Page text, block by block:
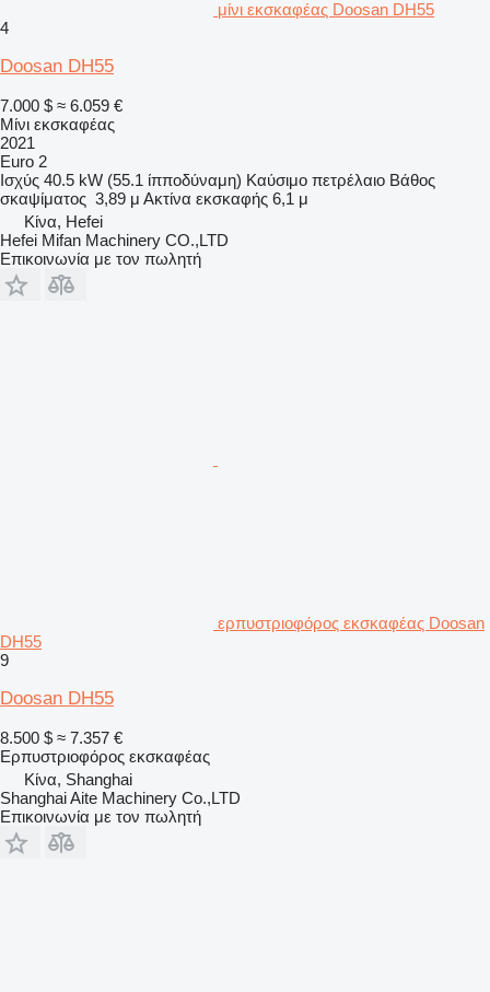
μίνι εκσκαφέας Doosan DH55
4
Doosan DH55
7.000 $ ≈ 6.059 €
Μίνι εκσκαφέας
2021
Euro 2
Ισχύς 40.5 kW (55.1 ίπποδύναμη) Καύσιμο πετρέλαιο Βάθος
σκαψίματος 3,89 μ Ακτίνα εκσκαφής 6,1 μ
Κίνα, Hefei
Hefei Mifan Machinery CO.,LTD
Επικοινωνία με τον πωλητή
ερπυστριοφόρος εκσκαφέας Doosan
DH55
9
Doosan DH55
8.500 $ ≈ 7.357 €
Ερπυστριοφόρος εκσκαφέας
Κίνα, Shanghai
Shanghai Aite Machinery Co.,LTD
Επικοινωνία με τον πωλητή